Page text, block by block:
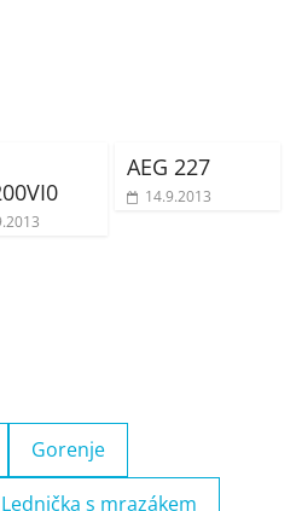
AEG 227
14.9.2013
Gorenje
Lednička s mrazákem